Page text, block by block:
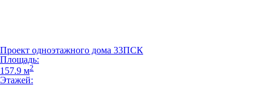
Проект одноэтажного дома 33ПСК
Площадь:
157.9 м2
Этажей: